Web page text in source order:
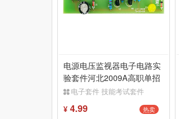
电源电压监视器电子电路实
验套件河北2009A高职单招
技能实训考核
电子套件 技能考试套件
¥ 4.99 热卖